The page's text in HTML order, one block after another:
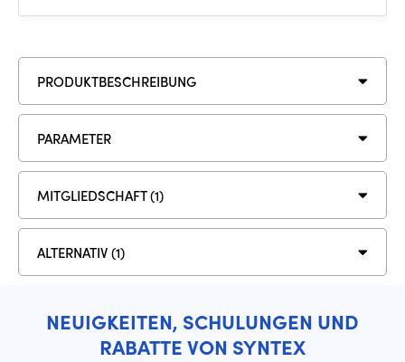
PRODUKTBESCHREIBUNG
PARAMETER
MITGLIEDSCHAFT (1)
ALTERNATIV (1)
NEUIGKEITEN, SCHULUNGEN UND
RABATTE VON SYNTEX